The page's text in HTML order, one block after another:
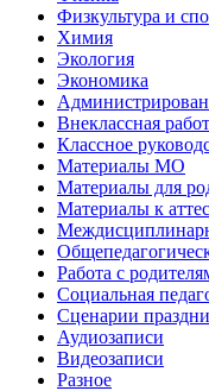
Физкультура и
Химия
Экология
Экономика
Внеклассная
Классное
Материалы МО
Материалы для
Материалы к
Работа с
Социальная
Сценарии
Аудиозаписи
Видеозаписи
Разное